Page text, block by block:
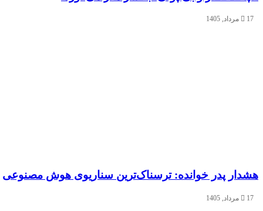
17 مرداد, 1405
هشدار پدر خوانده: ترسناک‌ترین سناریوی هوش مصنوعی
17 مرداد, 1405